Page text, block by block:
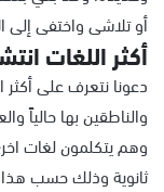
أو تلاشى واختفى إلى
أكثر اللغات
دعونا نتعرف على أكثر
والناطقين بها حالياً
وهم يتكلمون لغات
ثانوية وذلك حسب هذا